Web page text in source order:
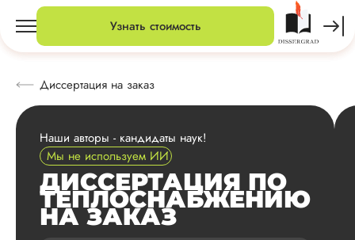
Узнать стоимость
Диссертация на заказ
Наши авторы - кандидаты наук!
Мы не используем ИИ
ДИССЕРТАЦИЯ ПО
ТЕПЛОСНАБЖЕНИЮ
НА ЗАКАЗ